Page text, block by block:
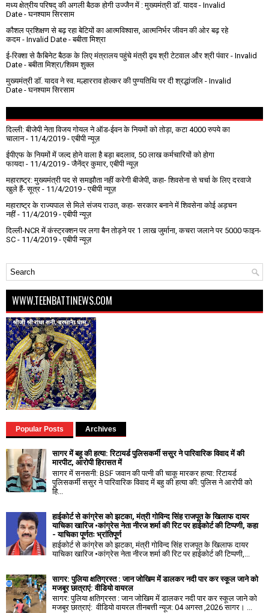
मध्य क्षेत्रीय परिषद् की अगली बैठक होगी उज्जैन में : मुख्यमंत्री डॉ. यादव- Invalid
Date - घनश्याम सिरसाम
कौशल प्रशिक्षण से बढ़ रहा बेटियों का आत्मविश्वास, आत्मनिर्भर जीवन की ओर बढ़ रहे
कदम - Invalid Date - बबीता मिश्रा
ई-रिक्शा से कैबिनेट बैठक के लिए मंत्रालय पहुंचे मंत्री द्वय श्री टेटवाल और श्री पंवार - Invalid
Date - बबीता मिश्रा/शिवम शुक्ल
मुख्यमंत्री डॉ. यादव ने स्व. मल्हारराव होल्कर की पुण्यतिथि पर दी श्रद्धांजलि - Invalid
Date - घनश्याम सिरसाम
दिल्ली: बीजेपी नेता विजय गोयल ने ऑड-ईवन के नियमों को तोड़ा, कटा 4000 रुपये का
चालान- 11/4/2019 - एबीपी न्यूज़
ईपीएफ के नियमों में जल्द होने वाला है बड़ा बदलाव, 50 लाख कर्मचारियों को होगा
फायदा - 11/4/2019 - जैनेंद्र कुमार, एबीपी न्यूज़
महाराष्ट्र: मुख्यमंत्री पद से समझौता नहीं करेगी बीजेपी, कहा- शिवसेना से चर्चा के लिए दरवाजे
खुले हैं- सूत्र - 11/4/2019 - एबीपी न्यूज़
महाराष्ट्र के राज्यपाल से मिले संजय राउत, कहा- सरकार बनाने में शिवसेना कोई अड़चन
नहीं- 11/4/2019 - एबीपी न्यूज़
दिल्ली-NCR में कंस्ट्रक्शन पर लगा बैन तोड़ने पर 1 लाख जुर्माना, कचरा जलाने पर ₹5000 फाइन-
SC - 11/4/2019 - एबीपी न्यूज़
WWW.TEENBATTINEWS.COM
Popular Posts Archives
सागर में बहू की हत्या: रिटायर्ड पुलिसकर्मी ससुर ने पारिवारिक विवाद में की
मारपीट, आरोपी हिरासत में
सागर में सनसनी: BSF जवान की पत्नी की चाकू मारकर हत्या: रिटायर्ड
पुलिसकर्मी ससुर ने पारिवारिक विवाद में बहु की हत्या की: पुलिस ने आरोपी को
हि...
हाईकोर्ट से कांग्रेस को झटका, मंत्री गोविन्द सिंह राजपूत के खिलाफ दायर
याचिका खारिज •कांग्रेस नेता नीरज शर्मा की रिट पर हाईकोर्ट की टिप्पणी, कहा
- याचिका पूर्णतः भ्रांतिपूर्ण
हाईकोर्ट से कांग्रेस को झटका, मंत्री गोविन्द सिंह राजपूत के खिलाफ दायर
याचिका खारिज •कांग्रेस नेता नीरज शर्मा की रिट पर हाईकोर्ट की टिप्पणी,...
सागर: पुलिया क्षतिग्रस्त : जान जोखिम में डालकर नदी पार कर स्कूल जाने को
मजबूर छात्राएं: वीडियो वायरल
सागर: पुलिया क्षतिग्रस्त : जान जोखिम में डालकर नदी पार कर स्कूल जाने को
मजबूर छात्राएं: वीडियो वायरल तीनबत्ती न्यूज: 04 अगस्त ,2026 सागर। ...